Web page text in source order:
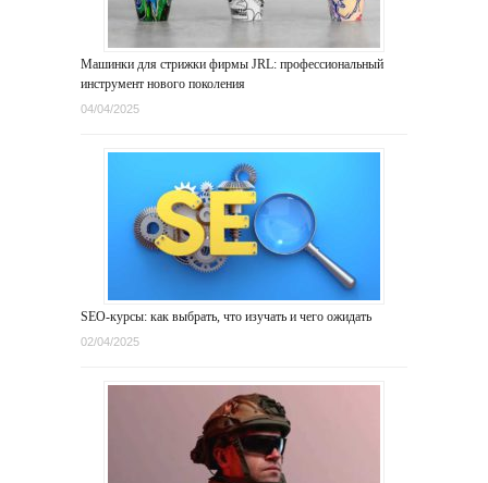
Машинки для стрижки фирмы JRL: профессиональный
инструмент нового поколения
04/04/2025
SEO-курсы: как выбрать, что изучать и чего ожидать
02/04/2025